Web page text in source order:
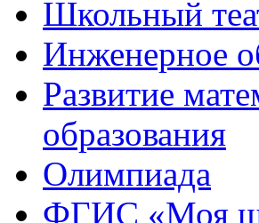
Школьный
Инженерное
Развитие
образования
Олимпиада
ФГИС «Моя